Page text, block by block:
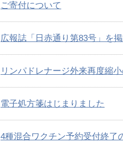
ご寄付について
広報誌「日赤通り第83号」を
リンパドレナージ外来再度縮
電子処方箋はじまりました
4種混合ワクチン予約受付終了